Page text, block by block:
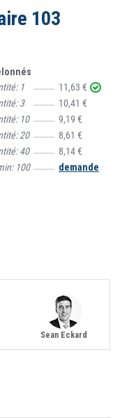
103
1
11,63 €
3
10,41 €
10
9,19 €
20
8,61 €
40
8,14 €
100 demande
Sean Eckard